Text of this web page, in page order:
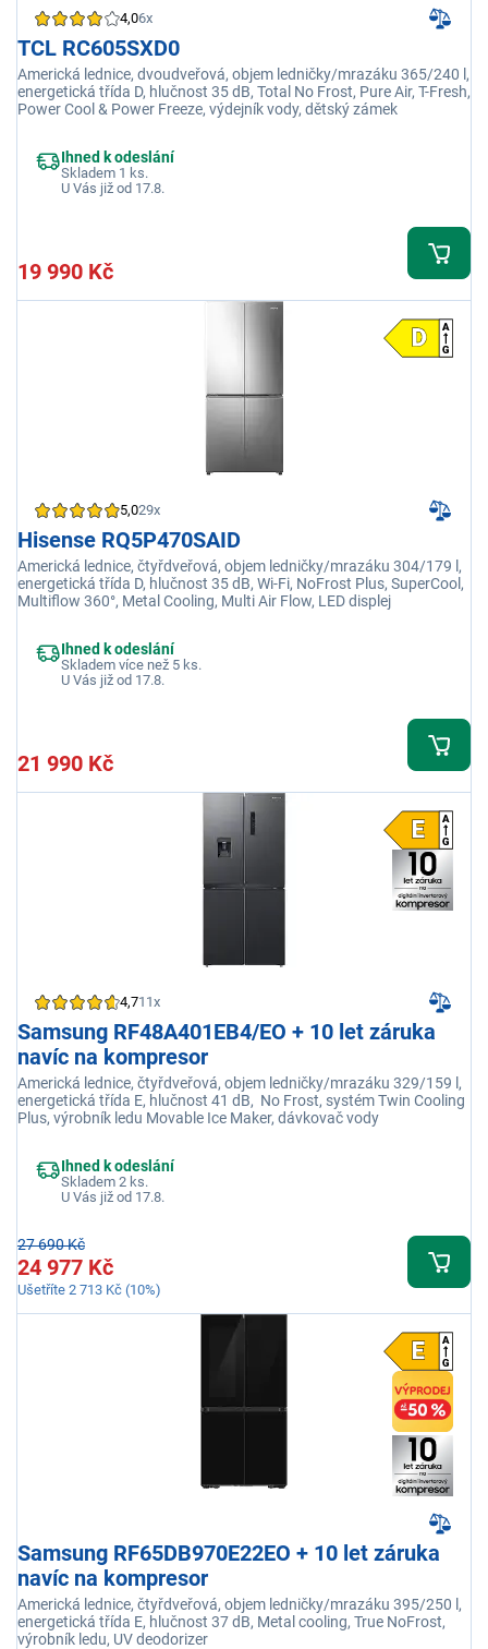
4,06x
TCL RC605SXD0
Americká lednice, dvoudveřová, objem ledničky/mrazáku 365/240 l,
energetická třída D, hlučnost 35 dB, Total No Frost, Pure Air, T-Fresh,
Power Cool & Power Freeze, výdejník vody, dětský zámek
Ihned k odeslání
Skladem 1 ks.
U Vás již od 17.8.
19 990 Kč
5,029x
Hisense RQ5P470SAID
Americká lednice, čtyřdveřová, objem ledničky/mrazáku 304/179 l,
energetická třída D, hlučnost 35 dB, Wi-Fi, NoFrost Plus, SuperCool,
Multiflow 360°, Metal Cooling, Multi Air Flow, LED displej
Ihned k odeslání
Skladem více než 5 ks.
U Vás již od 17.8.
21 990 Kč
4,711x
Samsung RF48A401EB4/EO + 10 let záruka
navíc na kompresor
Americká lednice, čtyřdveřová, objem ledničky/mrazáku 329/159 l,
energetická třída E, hlučnost 41 dB, No Frost, systém Twin Cooling
Plus, výrobník ledu Movable Ice Maker, dávkovač vody
Ihned k odeslání
Skladem 2 ks.
U Vás již od 17.8.
27 690 Kč
24 977 Kč
Ušetříte 2 713 Kč (10%)
Samsung RF65DB970E22EO + 10 let záruka
navíc na kompresor
Americká lednice, čtyřdveřová, objem ledničky/mrazáku 395/250 l,
energetická třída E, hlučnost 37 dB, Metal cooling, True NoFrost,
výrobník ledu, UV deodorizer